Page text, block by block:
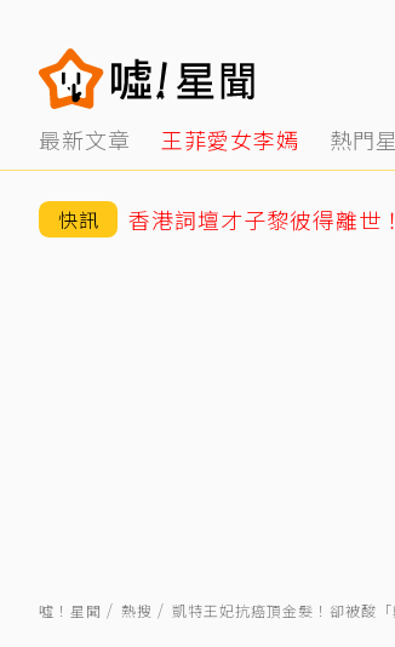
最新文章 王菲愛女李嫣 熱門
快訊 香港詞壇才子黎彼得離世
噓！星聞 熱搜 凱特王妃抗癌頂金髮！卻被酸